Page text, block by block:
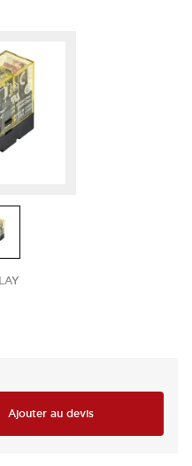
Ajouter au devis